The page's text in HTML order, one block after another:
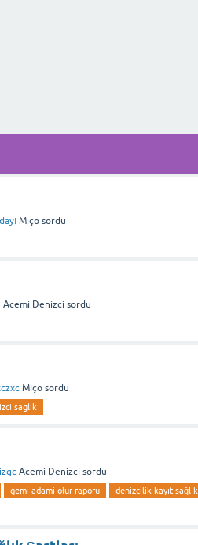
Miço sordu
Acemi Denizci sordu
Miço sordu
saglik
Acemi Denizci sordu
gemi adami olur raporu
denizcilik kayıt sağlık